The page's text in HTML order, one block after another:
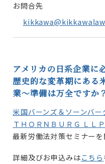
お問合先
アメリカの日系企業に
歴史的な変革期にある
業～準備は万全ですか
米国バーンズ＆ソーンバ
ＴＨＯＲＮＢＵＲＧ ＬＬＰ
最新労働法対策セミナーを
詳細及びお申込みはこちら